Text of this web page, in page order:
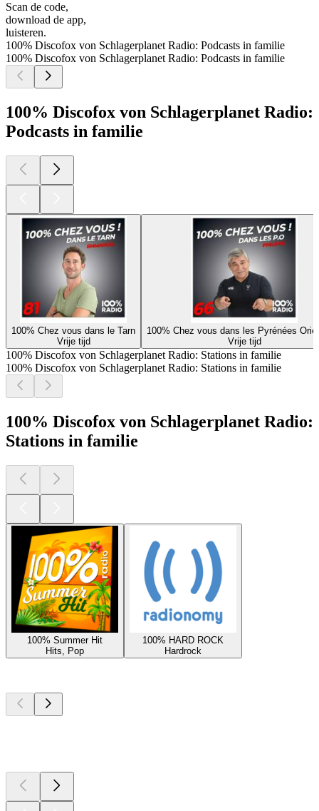
Scan de code,
download de app,
luisteren.
100% Discofox von Schlagerplanet Radio: Podcasts in familie
100% Discofox von Schlagerplanet Radio: Podcasts in familie
100% Discofox von Schlagerplanet Radio:
Podcasts in familie
100% Chez vous dans le Tarn
Vrije tijd
100% Chez vous dans les Pyrénées
Vrije tijd
100% Discofox von Schlagerplanet Radio: Stations in familie
100% Discofox von Schlagerplanet Radio: Stations in familie
100% Discofox von Schlagerplanet Radio:
Stations in familie
100% Summer Hit
Hits, Pop
100% HARD ROCK
Hardrock